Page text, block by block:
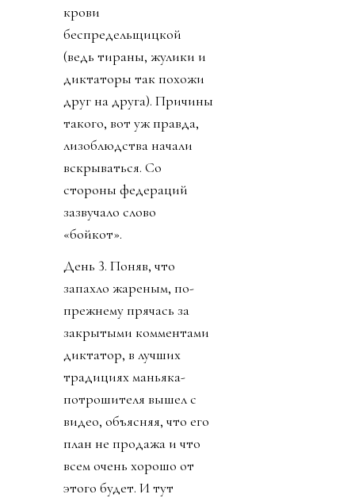
крови
беспредельщицкой
(ведь тираны, жулики и
диктаторы так похожи
друг на друга). Причины
такого, вот уж правда,
лизоблюдства начали
вскрываться. Со
стороны федераций
зазвучало слово
«бойкот».
День 3. Поняв, что
запахло жареным, по-
прежнему прячась за
закрытыми комментами
диктатор, в лучших
традициях маньяка-
потрошителя вышел с
видео, объясняя, что его
план не продажа и что
всем очень хорошо от
этого будет. И тут